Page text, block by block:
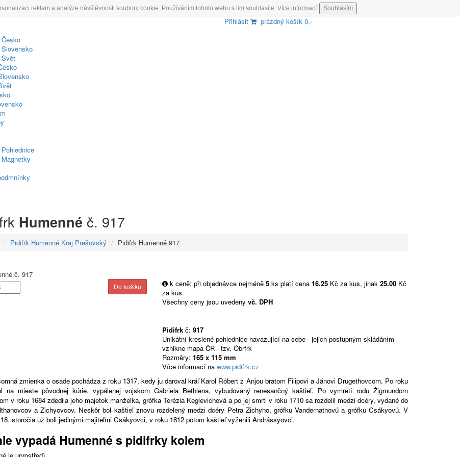
reklam a analýze návštěvnosti soubory cookie. Používáním tohoto webu s tím souhlasíte. Více informací Souhlasím
Svět
Přihlásit prázdný košík 0,-
Humenné č. 917
Pidifrk Humenné Kraj Prešovský Pidifrk Humenné 917
k ceně: při objednávce nejméně5 ks platí cena16.25 Kč za kus, jinak25.00 Kč
za kus.
Všechny ceny jsou uvedenyvč. DPH
Pidifrk č:917
Unikátní kreslené pohlednice navazující na sebe - jejich postupným skládáním
vznikne mapa ČR - tzv. Óbrfrk
Rozměry:165 x 115 mm
Více informací nawww.pidifrk.cz
zmienka o osade pochádza z roku 1317, kedy ju daroval kráľ Karol Róbert z Anjou bratom Filipovi a Jánovi Drugethovcom. Po roku
na mieste pôvodnej kúrie, vypálenej vojskom Gabriela Bethlena, vybudovaný renesančný kaštieľ. Po vymretí rodu Žigmundom
v roku 1684 zdedila jeho majetok manželka, grófka Terézia Keglevichová a po jej smrti v roku 1710 sa rozdelil medzi dcéry, vydané do
a Zichyovcov. Neskôr bol kaštieľ znovu rozdelený medzi dcéry Petra Zichyho, grófku Vandernathovú a grófku Csákyovú. V
storočia už boli jedinými majiteľmi Csákyovci, v roku 1812 potom kaštieľ vyženili Andrássyovci.
vypadá Humenné s pidifrky kolem